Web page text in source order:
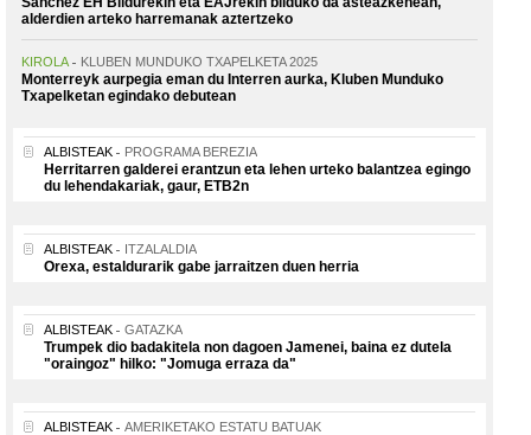
alderdien arteko harremanak aztertzeko
KIROLA KLUBEN MUNDUKO TXAPELKETA 2025
Monterreyk aurpegia eman du Interren aurka, Kluben Munduko
Txapelketan egindako debutean
ALBISTEAK PROGRAMA BEREZIA
Herritarren galderei erantzun eta lehen urteko balantzea egingo
du lehendakariak, gaur, ETB2n
ALBISTEAK ITZALALDIA
Orexa, estaldurarik gabe jarraitzen duen herria
ALBISTEAK GATAZKA
Trumpek dio badakitela non dagoen Jamenei, baina ez dutela
"oraingoz" hilko: "Jomuga erraza da"
ALBISTEAK AMERIKETAKO ESTATU BATUAK